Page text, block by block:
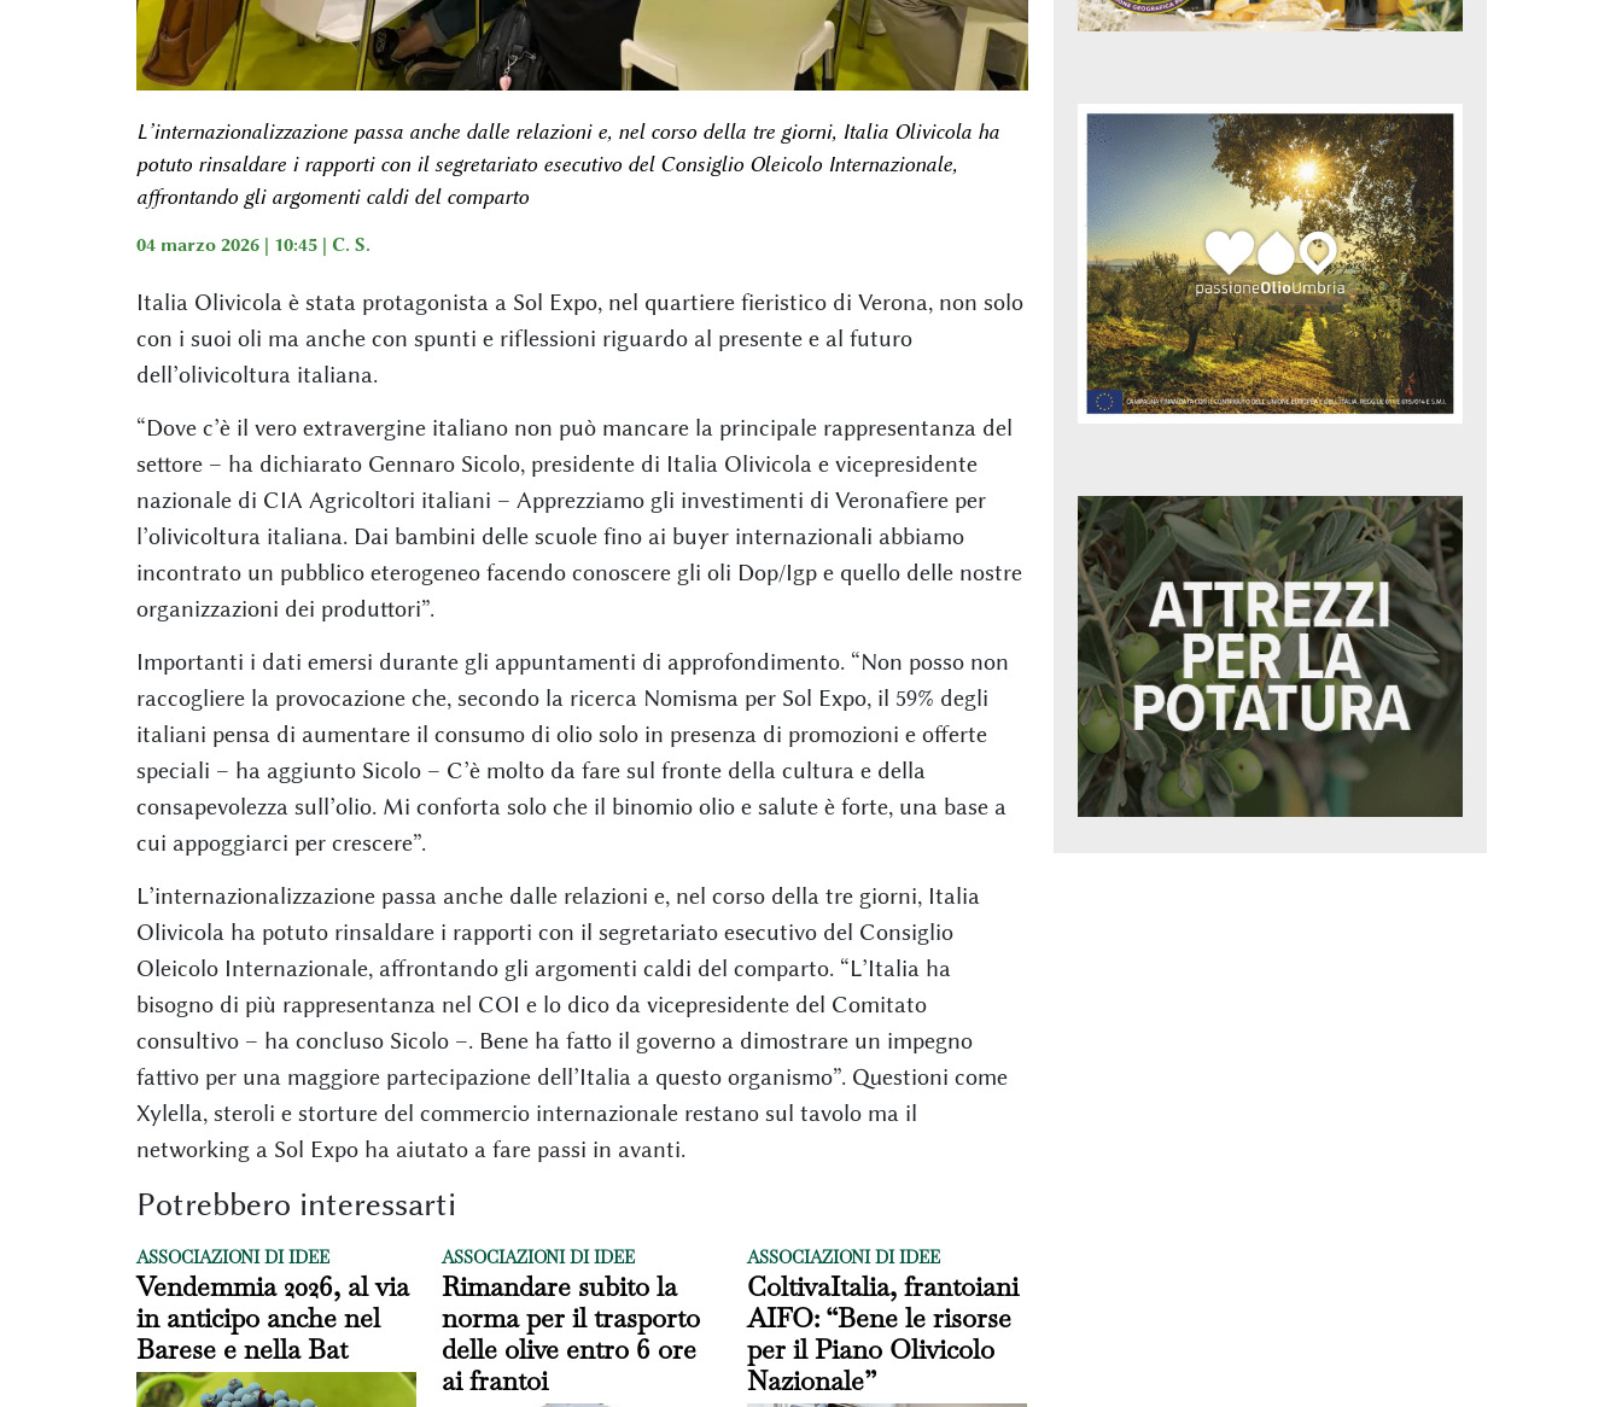
L’internazionalizzazione passa anche dalle relazioni e, nel corso della tre giorni, Italia Olivicola ha
potuto rinsaldare i rapporti con il segretariato esecutivo del Consiglio Oleicolo Internazionale,
affrontando gli argomenti caldi del comparto
04 marzo 2026 | 10:45 | C. S.
Italia Olivicola è stata protagonista a Sol Expo, nel quartiere fieristico di Verona, non solo
con i suoi oli ma anche con spunti e riflessioni riguardo al presente e al futuro
dell’olivicoltura italiana.
“Dove c’è il vero extravergine italiano non può mancare la principale rappresentanza del
settore – ha dichiarato Gennaro Sicolo, presidente di Italia Olivicola e vicepresidente
nazionale di CIA Agricoltori italiani – Apprezziamo gli investimenti di Veronafiere per
l’olivicoltura italiana. Dai bambini delle scuole fino ai buyer internazionali abbiamo
incontrato un pubblico eterogeneo facendo conoscere gli oli Dop/Igp e quello delle nostre
organizzazioni dei produttori”.
Importanti i dati emersi durante gli appuntamenti di approfondimento. “Non posso non
raccogliere la provocazione che, secondo la ricerca Nomisma per Sol Expo, il 59% degli
italiani pensa di aumentare il consumo di olio solo in presenza di promozioni e offerte
speciali – ha aggiunto Sicolo – C’è molto da fare sul fronte della cultura e della
consapevolezza sull’olio. Mi conforta solo che il binomio olio e salute è forte, una base a
cui appoggiarci per crescere”.
L’internazionalizzazione passa anche dalle relazioni e, nel corso della tre giorni, Italia
Olivicola ha potuto rinsaldare i rapporti con il segretariato esecutivo del Consiglio
Oleicolo Internazionale, affrontando gli argomenti caldi del comparto. “L’Italia ha
bisogno di più rappresentanza nel COI e lo dico da vicepresidente del Comitato
consultivo – ha concluso Sicolo –. Bene ha fatto il governo a dimostrare un impegno
fattivo per una maggiore partecipazione dell’Italia a questo organismo”. Questioni come
Xylella, steroli e storture del commercio internazionale restano sul tavolo ma il
networking a Sol Expo ha aiutato a fare passi in avanti.
Potrebbero interessarti
ASSOCIAZIONI DI IDEE
Vendemmia 2026, al via
in anticipo anche nel
Barese e nella Bat
ASSOCIAZIONI DI IDEE
Rimandare subito la
norma per il trasporto
delle olive entro 6 ore
ai frantoi
ASSOCIAZIONI DI IDEE
ColtivaItalia, frantoiani
AIFO: “Bene le risorse
per il Piano Olivicolo
Nazionale”